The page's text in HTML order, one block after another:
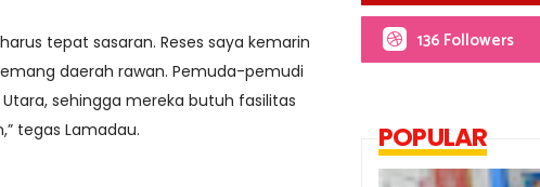
tepat sasaran. Reses saya kemarin
daerah rawan. Pemuda-pemudi
sehingga mereka butuh fasilitas
tegas Lamadau.
136 Followers
POPULAR